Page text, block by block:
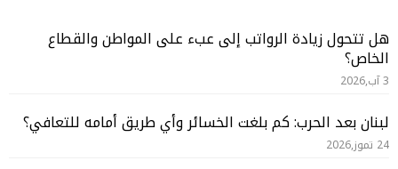
هل تتحول زيادة الرواتب إلى عبء على المواطن والقطاع
الخاص؟
3 آب,2026
لبنان بعد الحرب: كم بلغت الخسائر وأي طريق أمامه للتعافي؟
24 تموز,2026